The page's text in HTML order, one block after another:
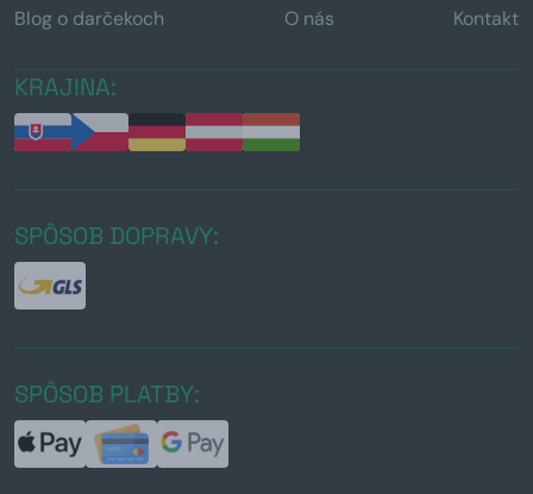
Blog o darčekoch O nás Kontakt
KRAJINA:
SPÔSOB DOPRAVY:
SPÔSOB PLATBY: